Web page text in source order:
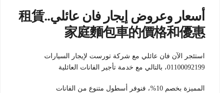
أسعار وعروض إيجار فان عائلي..租賃
家庭麵包車的價格和優惠
استئجر الآن فان عائلي مع شركة تورست لإيجار السيارات
01100092199، بالتالي مع خدمة تأجير الفانات العائلية
المميزة بخصم 10%، فنوفر أسطول متنوع من الفانات